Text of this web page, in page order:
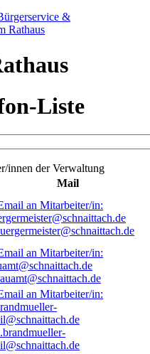
&
Rathaus
Liste
innen der Verwaltung
Mail